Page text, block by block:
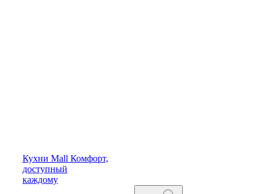
Кухни Mall Комфорт,
доступный
каждому